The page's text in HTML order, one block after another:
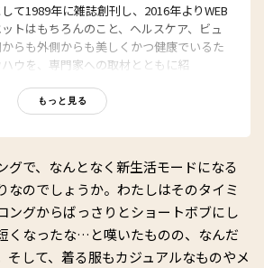
て1989年に雑誌創刊し、2016年よりWEB
トはもちろんのこと、ヘルスケア、ビュ
らも外側からも美しくかつ健康でいるた
ウを、専門家への取材とともに紹
さまざまなヘルシーネタを日々お試し
もっと見る
グで、なんとなく新生活モードになる
なのでしょうか。わたしはそのタイミ
ングからばっさりとショートボブにし
くなったな…と嘆いたものの、なんだ
そして、着る服もカジュアルなものやメ